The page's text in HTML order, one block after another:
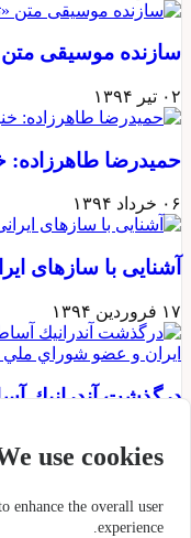
سازنده موسیقی متن
۰۲ تیر ۱۳۹۴
حميدرضا
۰۶ خرداد ۱۳۹۴
آشنایی با سازهای
۱۷ فروردین ۱۳۹۴
درگذشت آندرانيك
۰۴ اسفند ۱۳۹۳use cookies
enhance the overall user
experience.